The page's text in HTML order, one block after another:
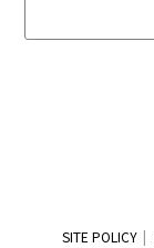
SITE POLICY